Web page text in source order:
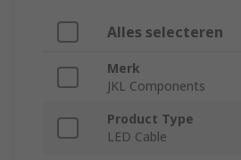
Alles selecteren
Merk
JKL Components
Product Type
LED Cable